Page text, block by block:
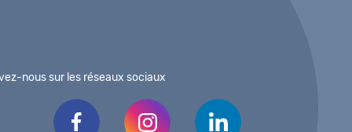
nous sur les réseaux sociaux